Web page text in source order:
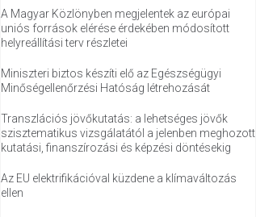
A Magyar Közlönyben megjelentek az európai
uniós források elérése érdekében módosított
helyreállítási terv részletei
Miniszteri biztos készíti elő az Egészségügyi
Minőségellenőrzési Hatóság létrehozását
Transzlációs jövőkutatás: a lehetséges jövők
szisztematikus vizsgálatától a jelenben meghozott
kutatási, finanszírozási és képzési döntésekig
Az EU elektrifikációval küzdene a klímaváltozás
ellen